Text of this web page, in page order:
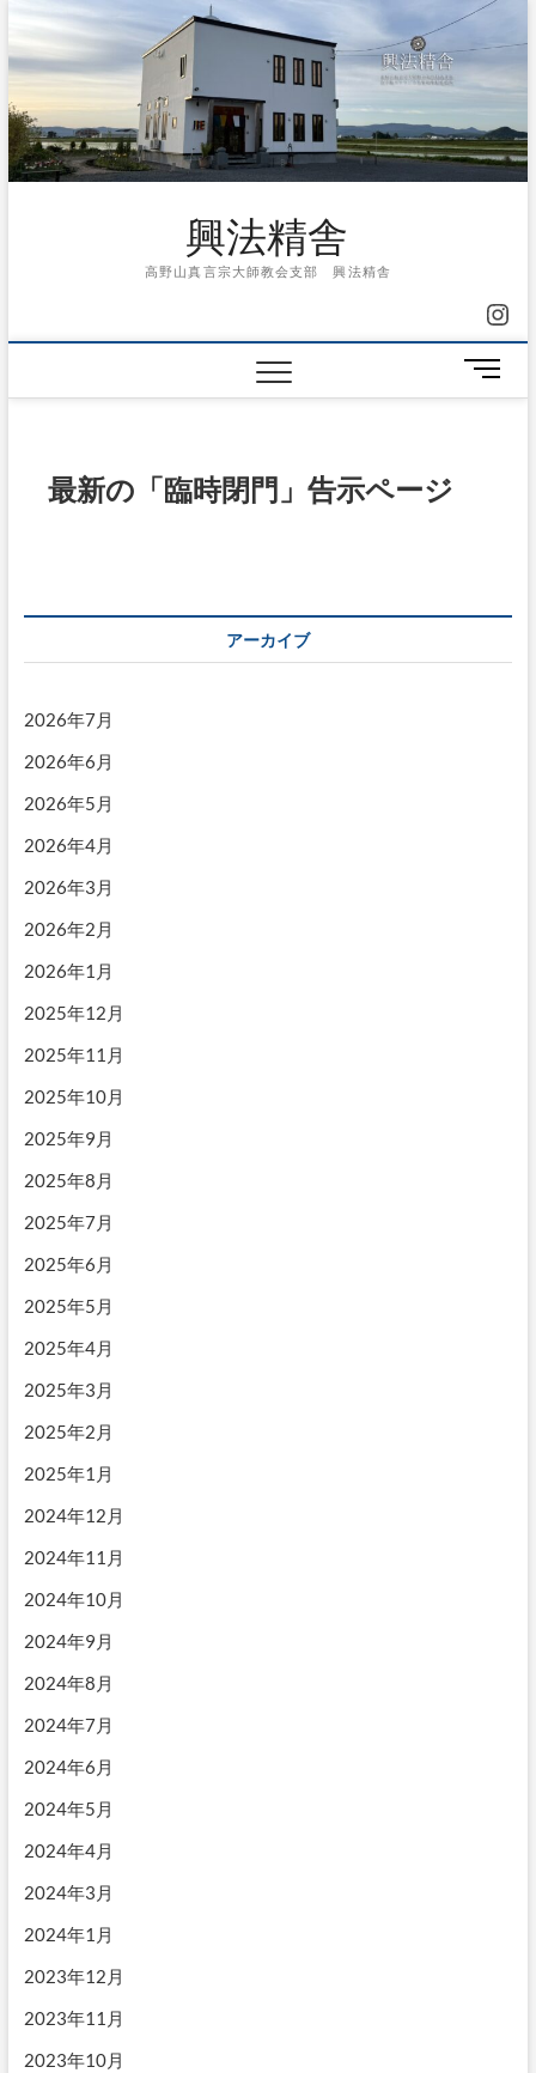
content
興法精舎
高野山真言宗大師教会支部 興法精舎
メ
ニ
最新の「臨時閉門」告示ページ
アーカイブ
2026年7月
2026年6月
2026年5月
2026年4月
2026年3月
2026年2月
2026年1月
2025年12月
2025年11月
2025年10月
2025年9月
2025年8月
2025年7月
2025年6月
2025年5月
2025年4月
2025年3月
2025年2月
2025年1月
2024年12月
2024年11月
2024年10月
2024年9月
2024年8月
2024年7月
2024年6月
2024年5月
2024年4月
2024年3月
2024年1月
2023年12月
2023年11月
2023年10月